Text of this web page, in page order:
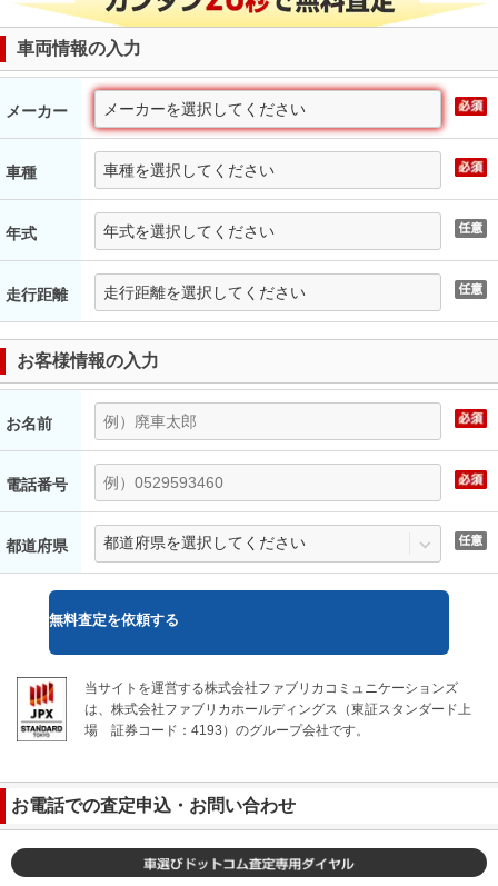
車両情報の入力
メーカー
車種
年式
走行距離
お客様情報の入力
お名前
電話番号
都道府県
無料査定を依頼する
当サイトを運営する株式会社ファブリカコミュニケーションズ
は、株式会社ファブリカホールディングス（東証スタンダード上
場
証券コード：4193）のグループ会社です。
お電話での査定申込・お問い合わせ